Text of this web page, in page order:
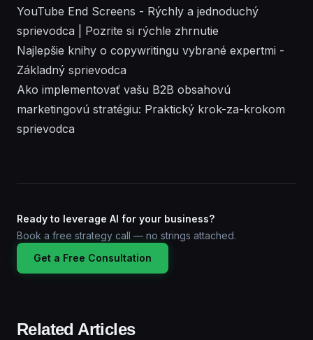
YouTube End Screens - Rýchly a jednoduchý
sprievodca | Pozrite si rýchle zhrnutie
Najlepšie knihy o copywritingu vybrané expertmi -
Základný sprievodca
Ako implementovať vašu B2B obsahovú
marketingovú stratégiu: Praktický krok-za-krokom
sprievodca
Ready to leverage AI for your business?
Book a free strategy call — no strings attached.
Get a Free Consultation
Related Articles